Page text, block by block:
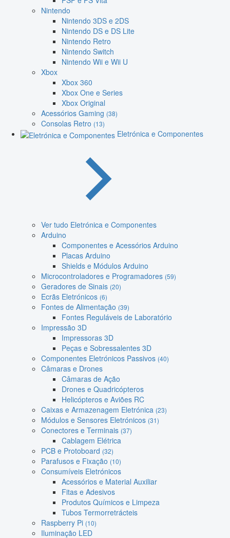
Nintendo
Nintendo 3DS e 2DS
Nintendo DS e DS Lite
Nintendo Retro
Nintendo Switch
Nintendo Wii e Wii U
Xbox
Xbox 360
Xbox One e Series
Xbox Original
Acessórios Gaming (38)
Consolas Retro (13)
Eletrónica e Componentes
Ver tudo Eletrónica e Componentes
Arduino
Componentes e Acessórios Arduino
Placas Arduino
Shields e Módulos Arduino
Microcontroladores e Programadores (59)
Geradores de Sinais (20)
Ecrãs Eletrónicos (6)
Fontes de Alimentação (39)
Fontes Reguláveis de Laboratório
Impressão 3D
Impressoras 3D
Peças e Sobressalentes 3D
Componentes Eletrónicos Passivos (40)
Câmaras e Drones
Câmaras de Ação
Drones e Quadricópteros
Helicópteros e Aviões RC
Caixas e Armazenagem Eletrónica (23)
Módulos e Sensores Eletrónicos (31)
Conectores e Terminais (37)
Cablagem Elétrica
PCB e Protoboard (32)
Parafusos e Fixação (10)
Consumíveis Eletrónicos
Acessórios e Material Auxiliar
Fitas e Adesivos
Produtos Químicos e Limpeza
Tubos Termorretrácteis
Raspberry Pi (10)
Iluminação LED